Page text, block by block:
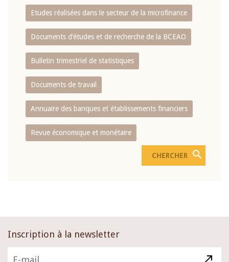
Etudes réalisées dans le secteur de la microfinance
Documents d’études et de recherche de la BCEAO
Bulletin trimestriel de statistiques
Documents de travail
Annuaire des banques et établissements financiers
Revue économique et monétaire
Inscription à la newsletter